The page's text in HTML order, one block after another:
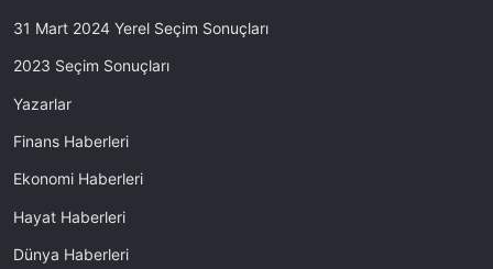
31 Mart 2024 Yerel Seçim Sonuçları
2023 Seçim Sonuçları
Yazarlar
Finans Haberleri
Ekonomi Haberleri
Hayat Haberleri
Dünya Haberleri